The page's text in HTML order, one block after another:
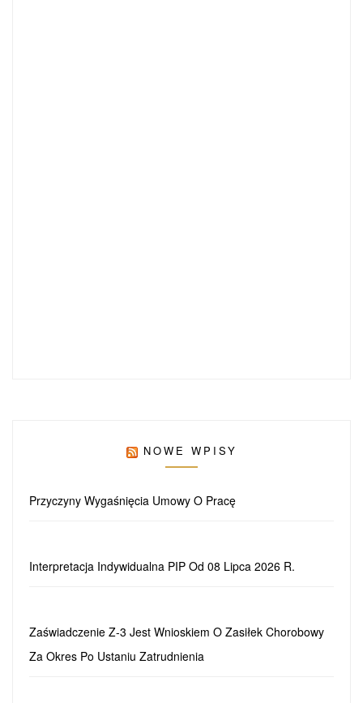
NOWE WPISY
Przyczyny Wygaśnięcia Umowy O Pracę
Interpretacja Indywidualna PIP Od 08 Lipca 2026 R.
Zaświadczenie Z-3 Jest Wnioskiem O Zasiłek Chorobowy
Za Okres Po Ustaniu Zatrudnienia